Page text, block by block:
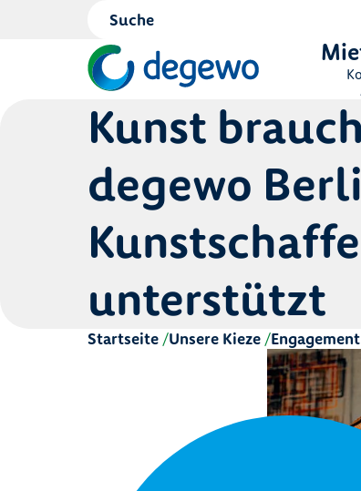
Kunst
degewo
unterstützt
Startseite Unsere Kieze Engagement